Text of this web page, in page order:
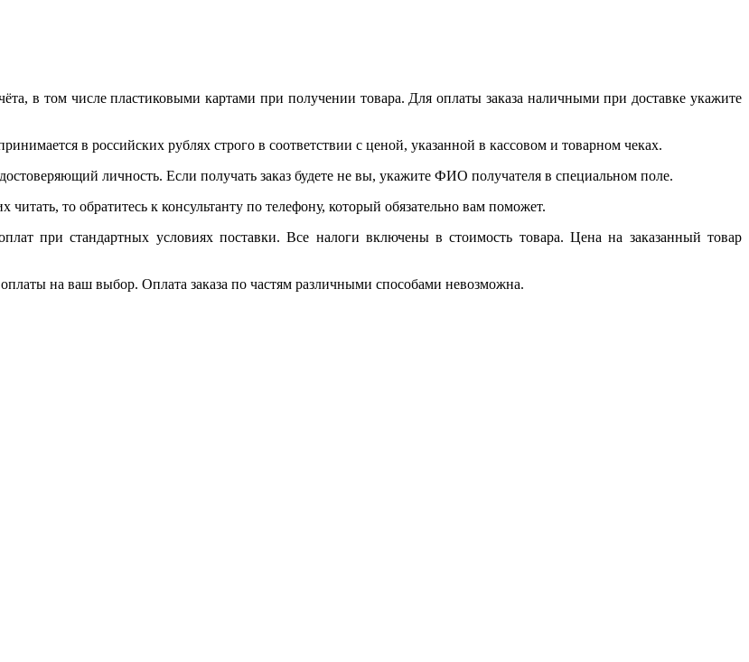
в том числе пластиковыми картами при получении товара. Для оплаты заказа наличными при доставке укажите
в российских рублях строго в соответствии с ценой, указанной в кассовом и товарном чеках.
личность. Если получать заказ будете не вы, укажите ФИО получателя в специальном поле.
то обратитесь к консультанту по телефону, который обязательно вам поможет.
при стандартных условиях поставки. Все налоги включены в стоимость товара. Цена на заказанный товар
на ваш выбор. Оплата заказа по частям различными способами невозможна.